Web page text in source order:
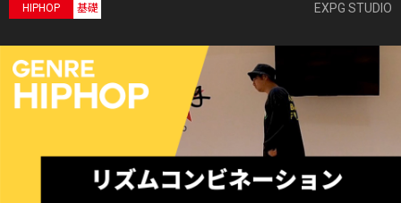
HIPHOP 基礎 EXPG STUDIO